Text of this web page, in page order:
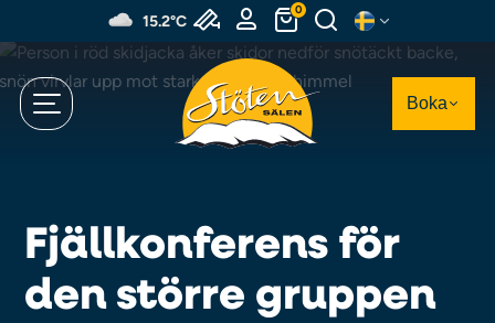
till
huvudinnehållet
15.2°C
0
Boka
Fjällkonferens för
den större gruppen